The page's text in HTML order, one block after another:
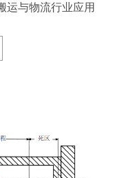
运与物流行业应用